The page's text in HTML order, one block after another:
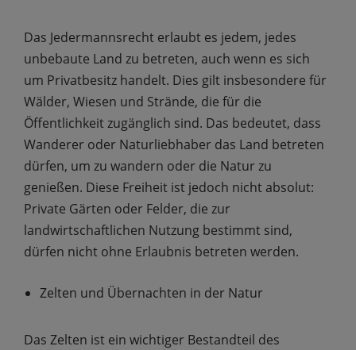
Das Jedermannsrecht erlaubt es jedem, jedes
unbebaute Land zu betreten, auch wenn es sich
um Privatbesitz handelt. Dies gilt insbesondere für
Wälder, Wiesen und Strände, die für die
Öffentlichkeit zugänglich sind. Das bedeutet, dass
Wanderer oder Naturliebhaber das Land betreten
dürfen, um zu wandern oder die Natur zu
genießen. Diese Freiheit ist jedoch nicht absolut:
Private Gärten oder Felder, die zur
landwirtschaftlichen Nutzung bestimmt sind,
dürfen nicht ohne Erlaubnis betreten werden.
Zelten und Übernachten in der Natur
Das Zelten ist ein wichtiger Bestandteil des